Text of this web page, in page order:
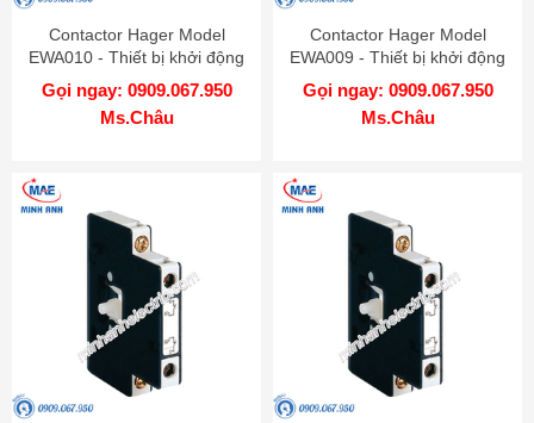
Contactor Hager Model
EWA010 - Thiết bị khởi động
từ
Gọi ngay: 0909.067.950
Ms.Châu
Contactor Hager Model
EWA009 - Thiết bị khởi động
từ
Gọi ngay: 0909.067.950
Ms.Châu